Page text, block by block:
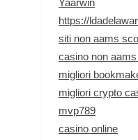
Yaarwin
https://
siti non aams
casino non
migliori
migliori crypto
mvp789
casino online